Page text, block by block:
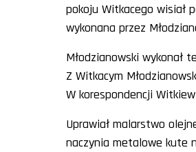
pokoju Witkacego wisiał
wykonana przez
Młodzianowski wykonał
Z Witkacym
W korespondencji
Uprawiał malarstwo
naczynia metalowe kute